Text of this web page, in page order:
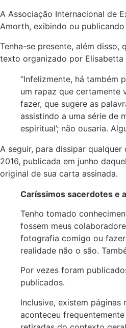
A Associação Internacional de
Amorth, exibindo ou
Tenha-se presente, além
texto organizado por Elisabetta
“Infelizmente, há também
um rapaz que certamente
fazer, que sugere as
assistindo a uma série de
espiritual’; não ousaria.
A seguir, para dissipar
2016, publicada em junho
original de sua carta assinada.
Caríssimos sacerdotes e
Tenho tomado
fossem meus
fotografia comigo ou
realidade não o são.
Por vezes foram
publicados.
Inclusive, existem páginas
aconteceu